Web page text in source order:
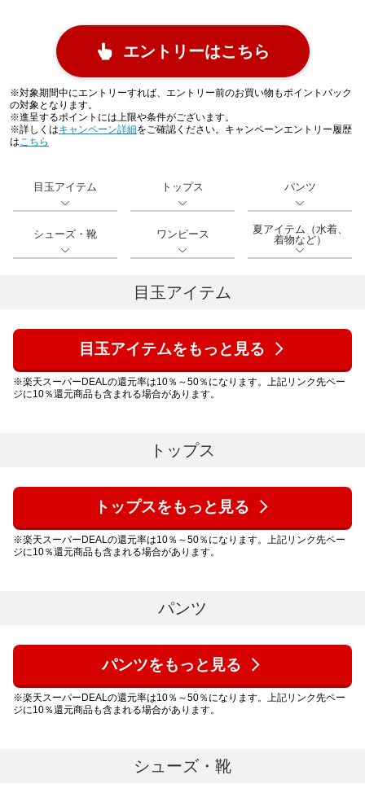
エントリーはこちら
※対象期間中にエントリーすれば、エントリー前のお買い物もポイントバック
の対象となります。
※進呈するポイントには上限や条件がございます。
※詳しくはキャンペーン詳細をご確認ください。キャンペーンエントリー履歴
はこちら
目玉アイテム トップス​ パンツ
シューズ・靴 ワンピース
夏アイテム​（水着、
着物など）​
目玉アイテム
目玉アイテムをもっと見る
※楽天スーパーDEALの還元率は10％～50％になります。上記リンク先ペー
ジに10％還元商品も含まれる場合があります。
トップス​
トップス​をもっと見る
※楽天スーパーDEALの還元率は10％～50％になります。上記リンク先ペー
ジに10％還元商品も含まれる場合があります。
パンツ
パンツをもっと見る
※楽天スーパーDEALの還元率は10％～50％になります。上記リンク先ペー
ジに10％還元商品も含まれる場合があります。
シューズ・靴